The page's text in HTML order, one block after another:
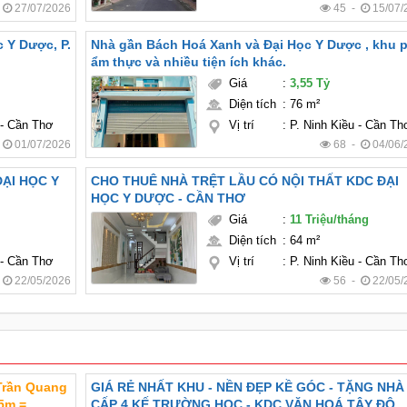
27/07/2026 45 - 15/07/
Y Dược, P.
Cần Thơ
01/07/2026
Nhà gần Bách Hoá Xanh và Đại Học Y Dược , khu
ẩm thực và nhiều tiện ích khác.
Giá :3,55 Tỷ
Diện tích :76 m²
Vị trí
: P. Ninh Kiều - Cần
68 - 04/06/
HỌC Y
Cần Thơ
22/05/2026
CHO THUÊ NHÀ TRỆT LẦU CÓ NỘI THẤT KDC ĐẠI
HỌC Y DƯỢC - CẦN THƠ
Giá :11 Triệu/tháng
Diện tích :64 m²
Vị trí
: P. Ninh Kiều - Cần
56 - 22/05/
Quang
GIÁ RẺ NHẤT KHU - NỀN ĐẸP KỀ GÓC - TẶNG NHÀ